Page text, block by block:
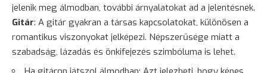
jelenik meg álmodban, további árnyalatokat ad a jelentésnek.
Gitár: A gitár gyakran a társas kapcsolatokat, különösen a
romantikus viszonyokat jelképezi. Népszerűsége miatt a
szabadság, lázadás és önkifejezés szimbóluma is lehet.